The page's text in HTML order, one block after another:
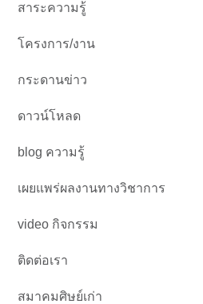
สาระความรู้
โครงการ/งาน
กระดานข่าว
ดาวน์โหลด
blog ความรู้
เผยแพร่ผลงานทางวิชาการ
video กิจกรรม
ติดต่อเรา
สมาคมศิษย์เก่า